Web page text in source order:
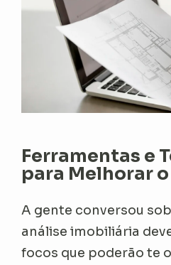
Ferramentas e
para Melhorar
A gente conversou
análise imobiliária
focos que poderão te